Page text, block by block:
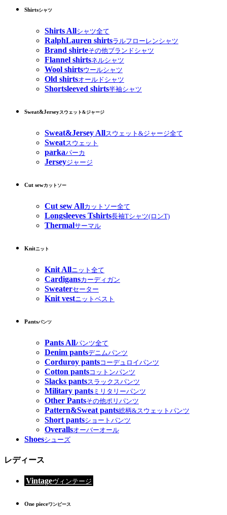
Shirtsシャツ
Shirts Allシャツ全て
RalphLauren shirtsラルフローレンシャツ
Brand shirteその他ブランドシャツ
Flannel shirtsネルシャツ
Wool shirtsウールシャツ
Old shirtsオールドシャツ
Shortsleeved shirts半袖シャツ
Sweat&Jerseyスウェット&ジャージ
Sweat&Jersey Allスウェット&ジャージ全て
Sweatスウェット
parkaパーカ
Jerseyジャージ
Cut sewカットソー
Cut sew Allカットソー全て
Longsleeves Tshirts長袖Tシャツ(ロンT)
Thermalサーマル
Knitニット
Knit Allニット全て
Cardigansカーディガン
Sweaterセーター
Knit vestニットベスト
Pantsパンツ
Pants Allパンツ全て
Denim pantsデニムパンツ
Corduroy pantsコーデュロイパンツ
Cotton pantsコットンパンツ
Slacks pantsスラックスパンツ
Military pants ミリタリーパンツ
Other Pantsその他ポリパンツ
Pattern&Sweat pants総柄&スウェットパンツ
Short pantsショートパンツ
Overallsオーバーオール
Shoesシューズ
レディース
Vintageヴィンテージ
One pieceワンピース